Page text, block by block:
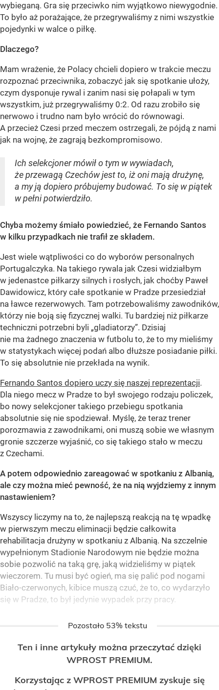
wybieganą. Gra się przeciwko nim wyjątkowo niewygodnie.
To było aż porażające, że przegrywaliśmy z nimi wszystkie
pojedynki w walce o piłkę.
Dlaczego?
Mam wrażenie, że Polacy chcieli dopiero w trakcie meczu
rozpoznać przeciwnika, zobaczyć jak się spotkanie ułoży,
czym dysponuje rywal i zanim nasi się połapali w tym
wszystkim, już przegrywaliśmy 0:2. Od razu zrobiło się
nerwowo i trudno nam było wrócić do równowagi.
A przecież Czesi przed meczem ostrzegali, że pójdą z nami
jak na wojnę, że zagrają bezkompromisowo.
Ich selekcjoner mówił o tym w wywiadach,
że przewagą Czechów jest to, iż oni mają drużynę,
a my ją dopiero próbujemy budować. To się w piątek
w pełni potwierdziło.
Chyba możemy śmiało powiedzieć, że Fernando Santos
w kilku przypadkach nie trafił ze składem.
Jest wiele wątpliwości co do wyborów personalnych
Portugalczyka. Na takiego rywala jak Czesi widziałbym
w jedenastce piłkarzy silnych i rosłych, jak choćby Paweł
Dawidowicz, który całe spotkanie w Pradze przesiedział
na ławce rezerwowych. Tam potrzebowaliśmy zawodników,
którzy nie boją się fizycznej walki. Tu bardziej niż piłkarze
techniczni potrzebni byli „gladiatorzy”. Dzisiaj
nie ma żadnego znaczenia w futbolu to, że to my mieliśmy
w statystykach więcej podań albo dłuższe posiadanie piłki.
To się absolutnie nie przekłada na wynik.
Fernando Santos dopiero uczy się naszej reprezentacji.
Dla niego mecz w Pradze to był swojego rodzaju policzek,
bo nowy selekcjoner takiego przebiegu spotkania
absolutnie się nie spodziewał. Myślę, że teraz trener
porozmawia z zawodnikami, oni muszą sobie we własnym
gronie szczerze wyjaśnić, co się takiego stało w meczu
z Czechami.
A potem odpowiednio zareagować w spotkaniu z Albanią,
ale czy można mieć pewność, że na nią wyjdziemy z innym
nastawieniem?
Wszyscy liczymy na to, że najlepszą reakcją na tę wpadkę
w pierwszym meczu eliminacji będzie całkowita
rehabilitacja drużyny w spotkaniu z Albanią. Na szczelnie
wypełnionym Stadionie Narodowym nie będzie można
sobie pozwolić na taką grę, jaką widzieliśmy w piątek
wieczorem. Tu musi być ogień, ma się palić pod nogami
Biało-czerwonych, kibice muszą czuć, że to, co wydarzyło
się w Pradze, to był jedynie wypadek przy pracy.
Pozostało 53% tekstu
Ten i inne artykuły można przeczytać dzięki
WPROST PREMIUM.
Korzystając z WPROST PREMIUM zyskuje się